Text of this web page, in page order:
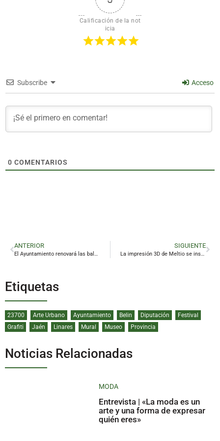
Calificación de la not
icia
Subscribe Acceso
0 COMENTARIOS
ANTERIOR
El Ayuntamiento renovará las baldosas, los jardines y el mobiliario urbano del Paseo de Linarejos
SIGUIENTE
La impresión 3D de Meltio se instala en el quirófano
Etiquetas
23700 Arte Urbano Ayuntamiento Belin Diputación
Festival
Grafiti
Jaén Linares Mural Museo Provincia
Noticias Relacionadas
MODA
Entrevista | «La moda es un
arte y una forma de expresar
quién eres»